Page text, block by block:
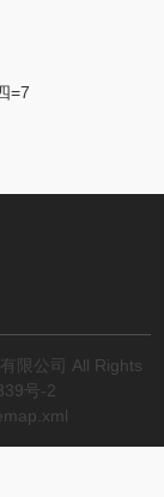
=7
限公司 All Rights
号-2